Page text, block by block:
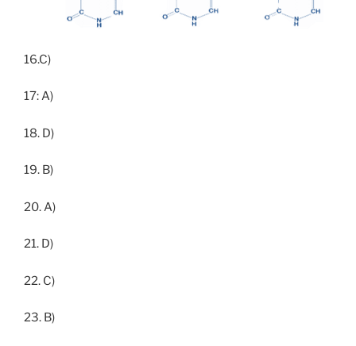
16.C)
17: A)
18. D)
19. B)
20. A)
21. D)
22. C)
23. B)